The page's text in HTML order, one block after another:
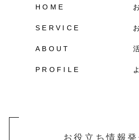
HOME
SERVICE
ABOUT
PROFILE
お役立ち情報発